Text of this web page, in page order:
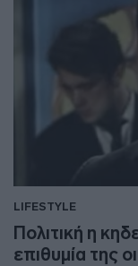
LIFESTYLE
Πολιτική η
επιθυμία της